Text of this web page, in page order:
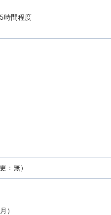
時間程度
：無）
）